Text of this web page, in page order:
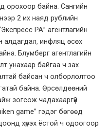
орохоор байна. Сангийн
2 их наяд рублийн
РА” агентлагийн
алдагдал, инфляц өсөх
Блумберг агентлагийн
унахаар байгаа ч зах
байсан ч олборлолтоо
байна. Өрсөлдөөний
зогсож чадахааргүй
game” гэдэг бөгөөд
хүрэх ёстой ч одоогоор